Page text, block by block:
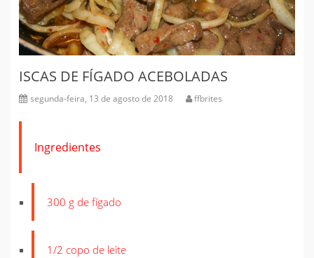
ISCAS DE FÍGADO ACEBOLADAS
segunda-feira, 13 de agosto de 2018 ffbrites
Ingredientes
300 g de fígado
1/2 copo de leite